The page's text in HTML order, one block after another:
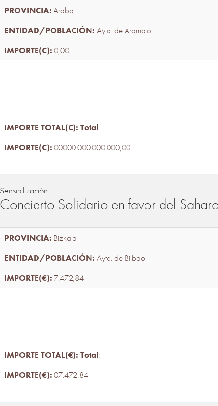
Araba
Ayto. de Aramaio
0,00
Total:
00000.000.000.000,00
Sensibilización
Concierto Solidario en favor del
Bizkaia
Ayto. de Bilbao
7.472,84
Total:
07.472,84